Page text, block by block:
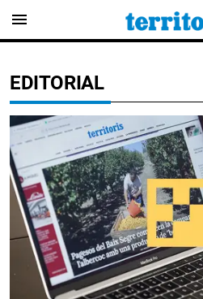
menu
EDITORIAL